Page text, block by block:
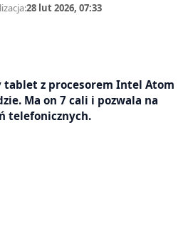
28 lut 2026, 07:33
tablet z procesorem Intel Atom
Ma on 7 cali i pozwala na
telefonicznych.